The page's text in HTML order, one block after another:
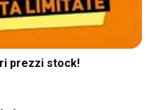
prezzi stock!